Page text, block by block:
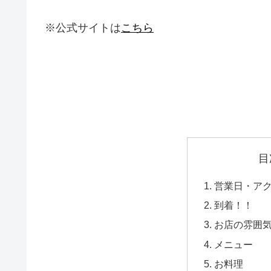
※公式サイトはこちら
営業日・ア
到着！！
お店の雰囲
メニュー
お料理